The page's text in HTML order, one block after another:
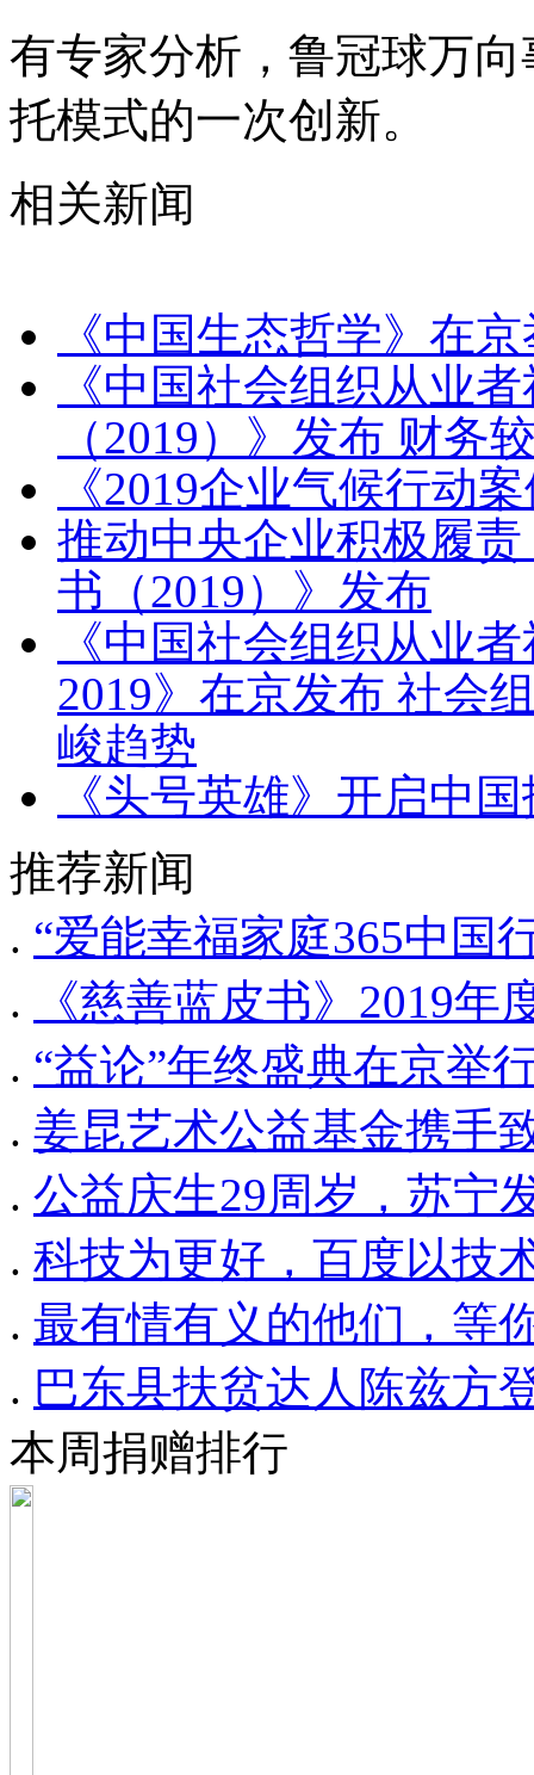
有专家分析，鲁冠球万
托模式的一次创新。
相关新闻
《中国生态哲学》在
《中国社会组织从业
（2019）》发布 财务
《2019企业气候行动
推动中央企业积极履
书（2019）》发布
《中国社会组织从业
2019》在京发布 社会
峻趋势
《头号英雄》开启中
推荐新闻
. “爱能幸福家庭365中国
.
《慈善蓝皮书》2019
. “益论”年终盛典在京举
. 姜昆艺术公益基金携手
. 公益庆生29周岁，苏宁
. 科技为更好，百度以技
. 最有情有义的他们，等
. 巴东县扶贫达人陈兹方
本周捐赠排行